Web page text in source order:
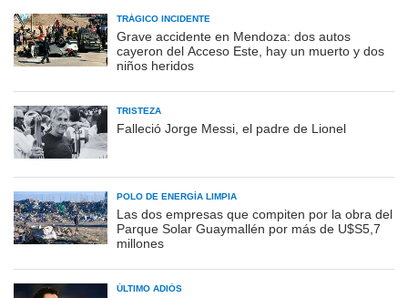
TRÁGICO INCIDENTE
Grave accidente en Mendoza: dos autos
cayeron del Acceso Este, hay un muerto y dos
niños heridos
TRISTEZA
Falleció Jorge Messi, el padre de Lionel
POLO DE ENERGÍA LIMPIA
Las dos empresas que compiten por la obra del
Parque Solar Guaymallén por más de U$S5,7
millones
ÚLTIMO ADIÓS